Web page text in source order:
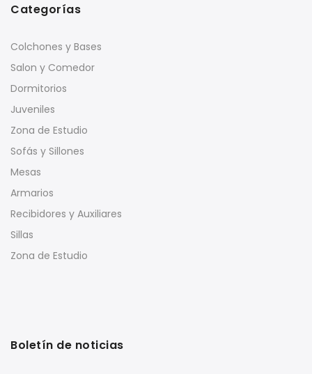
Categorías
Colchones y Bases
Salon y Comedor
Dormitorios
Juveniles
Zona de Estudio
Sofás y Sillones
Mesas
Armarios
Recibidores y Auxiliares
Sillas
Zona de Estudio
Boletín de noticias